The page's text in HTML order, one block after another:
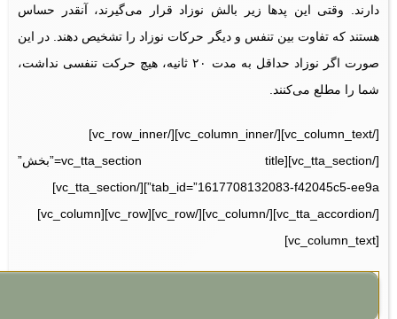
دارند. وقتی این پدها زیر بالش نوزاد قرار می‌گیرند، آنقدر حساس
هستند که تفاوت بین تنفس و دیگر حرکات نوزاد را تشخیص دهند. در این
صورت اگر نوزاد حداقل به مدت ۲۰ ثانیه، هیچ حرکت تنفسی نداشت،
شما را مطلع می‌کنند.
[/vc_column_text][/vc_column_inner][/vc_row_inner]
[/vc_tta_section][vc_tta_section title=”بخش”
tab_id=”1617708132083-f42045c5-ee9a”][/vc_tta_section]
[/vc_tta_accordion][/vc_column][/vc_row][vc_row][vc_column]
[vc_column_text]